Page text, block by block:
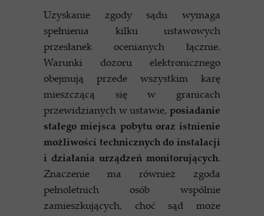
Uzyskanie zgody sądu wymaga
spełnienia kilku ustawowych
przesłanek ocenianych łącznie.
Warunki dozoru elektronicznego
obejmują przede wszystkim karę
mieszczącą się w granicach
przewidzianych w ustawie, posiadanie
stałego miejsca pobytu oraz istnienie
możliwości technicznych do instalacji
i działania urządzeń monitorujących.
Znaczenie ma również zgoda
pełnoletnich osób wspólnie
zamieszkujących, choć sąd może